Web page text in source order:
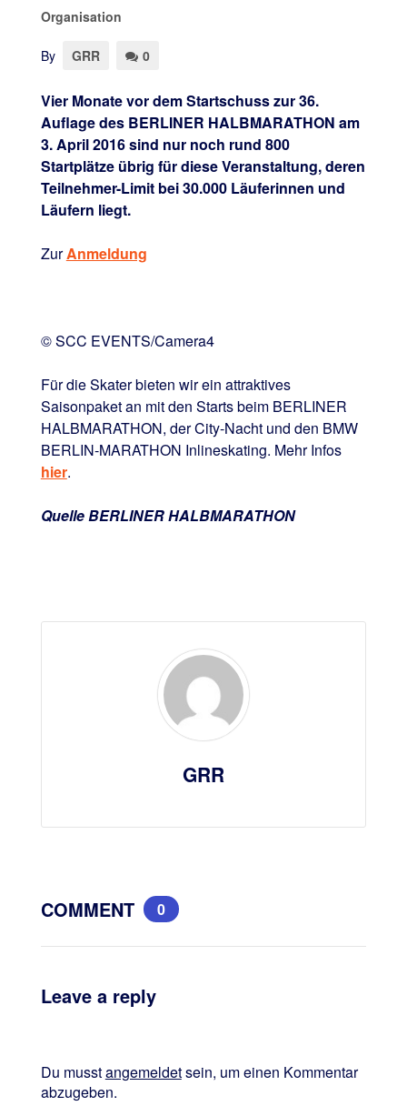
Organisation
By GRR 0
Vier Monate vor dem Startschuss zur 36.
Auflage des BERLINER HALBMARATHON am
3. April 2016 sind nur noch rund 800
Startplätze übrig für diese Veranstaltung, deren
Teilnehmer-Limit bei 30.000 Läuferinnen und
Läufern liegt.
ZurAnmeldung
© SCC EVENTS/Camera4
Für die Skater bieten wir ein attraktives
Saisonpaket an mit den Starts beim BERLINER
HALBMARATHON, der City-Nacht und den BMW
BERLIN-MARATHON Inlineskating. Mehr Infos
hier.
Quelle BERLINER HALBMARATHON
GRR
COMMENT 0
Leave a reply
Du musstangemeldetsein, um einen Kommentar
abzugeben.